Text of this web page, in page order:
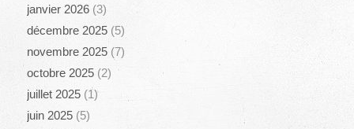
janvier 2026(3)
décembre 2025(5)
novembre 2025(7)
octobre 2025(2)
juillet 2025(1)
juin 2025(5)